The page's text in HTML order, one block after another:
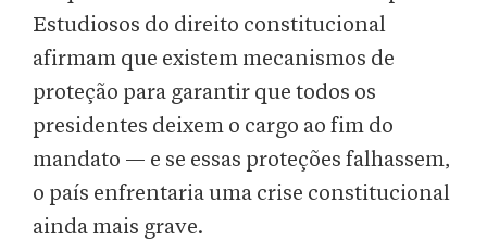
Estudiosos do direito constitucional
afirmam que existem mecanismos de
proteção para garantir que todos os
presidentes deixem o cargo ao fim do
mandato — e se essas proteções falhassem,
o país enfrentaria uma crise constitucional
ainda mais grave.